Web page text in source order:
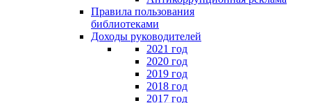
Правила пользования
библиотеками
Доходы руководителей
2021 год
2020 год
2019 год
2018 год
2017 год